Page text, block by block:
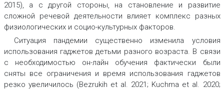
2015), а с другой стороны, на становление и развитие
сложной речевой деятельности влияет комплекс разных
физиологических и социо-культурных факторов.
Ситуация пандемии существенно изменила условия
использования гаджетов детьми разного возраста. В связи
с необходимостью он-лайн обучения фактически были
сняты все ограничения и время использования гаджетов
резко увеличилось (Bezrukih et al. 2021; Kuchma et al. 2020;